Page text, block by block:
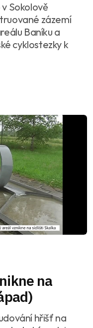
Sokolově
zázemí
Baníku a
cyklostezky k
na
hřišť na